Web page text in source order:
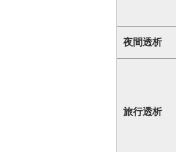
夜間透析
旅行透析